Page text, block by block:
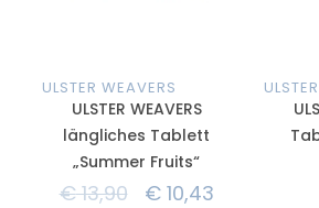
ULSTER WEAVERS
ULSTER WEAVERS
längliches Tablett
„Summer Fruits“
€13,90 €10,43